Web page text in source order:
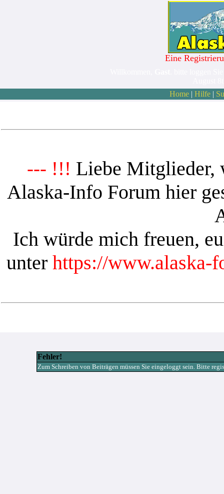
Eine
Home| Hilfe|
--- !!! Liebe Mitglieder,
Alaska-Info Forum hier
Ich würde mich freuen,
unter https://www.alaska-
Fehler!
Zum Schreiben von Beiträgen müssen Sie eingeloggt sein. Bitte